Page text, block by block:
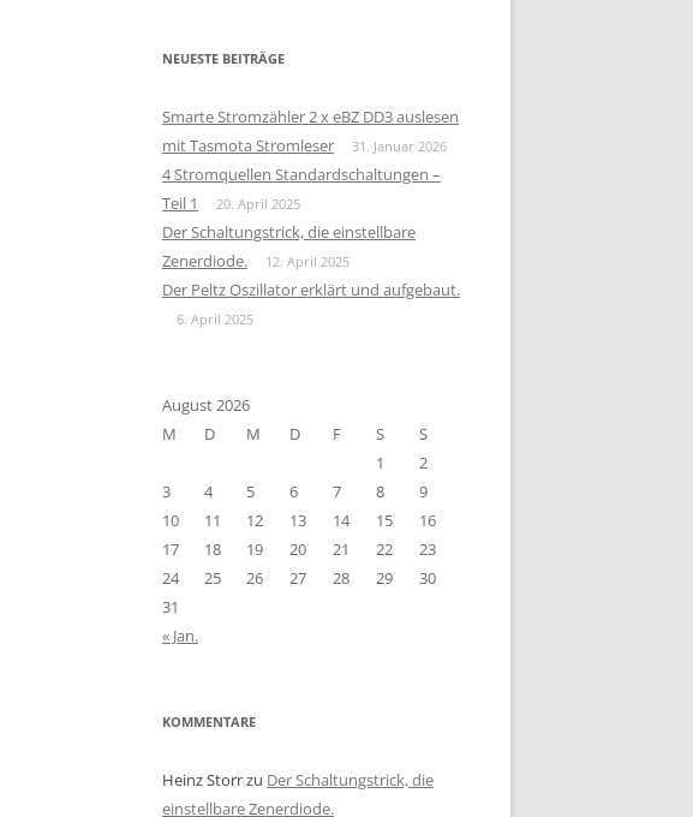
NEUESTE BEITRÄGE
Smarte Stromzähler 2 x eBZ DD3 auslesen
mit Tasmota Stromleser
31. Januar 2026
4 Stromquellen Standardschaltungen –
Teil 1
20. April 2025
Der Schaltungstrick, die einstellbare
Zenerdiode.
12. April 2025
Der Peltz Oszillator erklärt und aufgebaut.
6. April 2025
August 2026
M
D M D F S
S
1
2
3
4 5 6 7 8
9
10
11 12 13 14 15
16
17
18 19 20 21 22
23
24
25 26 27 28 29
30
31
« Jan.
KOMMENTARE
Heinz Storrzu Der Schaltungstrick, die
einstellbare Zenerdiode.